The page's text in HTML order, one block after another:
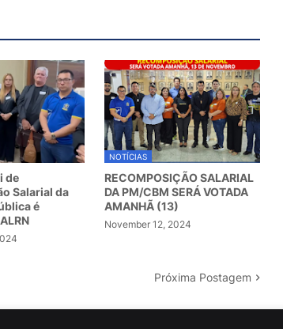
de
Salarial da
é
NOTÍCIAS
RECOMPOSIÇÃO SALARIAL
DA PM/CBM SERÁ VOTADA
AMANHÃ (13)
November 12, 2024
Próxima Postagem